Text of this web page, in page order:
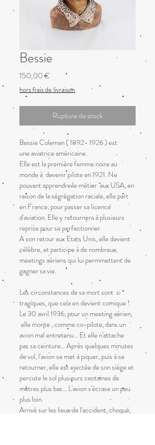
Bessie
150,00 €
hors frais de livraison
Rupture de stock
Bessie Coleman ( 1892- 1926 ) est
une aviatrice américaine.
Elle est la première femme noire au
monde à  devenir pilote en 1921. Ne
pouvant apprendre le métier  aux USA, en
raison de la ségrégation raciale, elle part
en France, pour passer sa licence
d'aviation. Elle y retournera à plusieurs
reprise pour se perfectionner.
A son retour aux Etats Unis, elle devient
célèbre, et participe à de nombreux
meetings aériens qui lui permmettent de
gagner sa vie.
Les circonstances de sa mort sont  si
tragiques, que cela en devient comique !
Le 30 avril 1936, pour un meeting aérien,
elle monte , comme co-pilote, dans un
avion mal entretenu... Et elle n'attache
pas sa ceinture... Après quelques minutes
de vol, l'avion se met à piquer, puis à se
retourner, elle est ejectée de son siège et
percute le sol plusieurs centaines de
mètres plus bas... L'avion s'écrase un peu
plus loin.
Arrivé sur les lieux de l'accident, choqué,